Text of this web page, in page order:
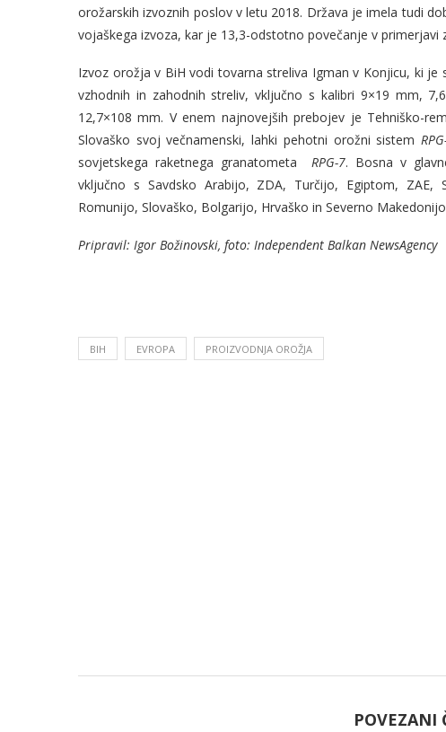
orožarskih izvoznih poslov v letu 2018. Država je imela tudi
vojaškega izvoza, kar je 13,3-odstotno povečanje v primerjavi
Izvoz orožja v BiH vodi tovarna streliva Igman v Konjicu, ki
vzhodnih in zahodnih streliv, vključno s kalibri 9×19 mm,
12,7×108 mm. V enem najnovejših prebojev je Tehniško-
Slovaško svoj večnamenski, lahki pehotni orožni sistem
sovjetskega raketnega granatometa RPG-7. Bosna v
vključno s Savdsko Arabijo, ZDA, Turčijo, Egiptom,
Romunijo, Slovaško, Bolgarijo, Hrvaško in Severno
Pripravil: Igor Božinovski, foto: Independent Balkan NewsAgency
BIH EVROPA PROIZVODNJA OROŽJA
POVEZANI